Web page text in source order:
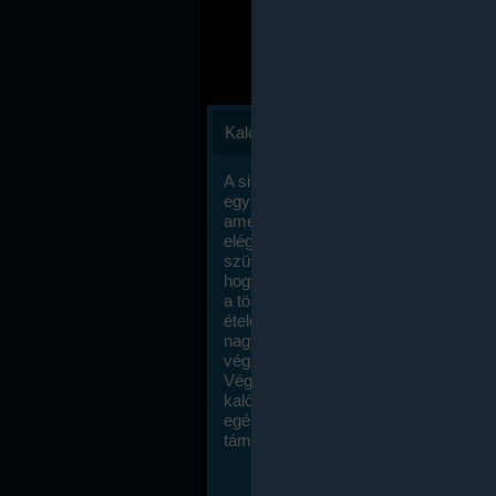
Kalóriaszámlálás
A sikeres fogyás titka valójában igen
egyszerű: égess több energiát, mint
amennyit beviszel. Természetesen
elég nagy fegyelemre és akaraterőre
szükség, de meglepődve fogod
hogy a kalóriaszámolás mennyire
a többi diétához képest. Itt nincsenek
ételek és a megengedett kalóriabevitelt
nagymértékben növelheted ha
végzel.
Végül, de nem utolsó sorban, a
kalóriaszámolás módszerét a legtöbb
egészségügyi szakorvos ajánlja és
támogatja.